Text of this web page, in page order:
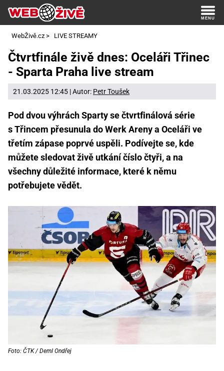
WebŽivě.cz > LIVE STREAMY
Čtvrtfinále živě dnes: Oceláři Třinec
- Sparta Praha live stream
21.03.2025 12:45 | Autor: Petr Toušek
Pod dvou výhrách Sparty se čtvrtfinálová série
s Třincem přesunula do Werk Areny a Oceláři ve
třetím zápase poprvé uspěli. Podívejte se, kde
můžete sledovat živě utkání číslo čtyři, a na
všechny důležité informace, které k němu
potřebujete vědět.
Foto: ČTK / Deml Ondřej